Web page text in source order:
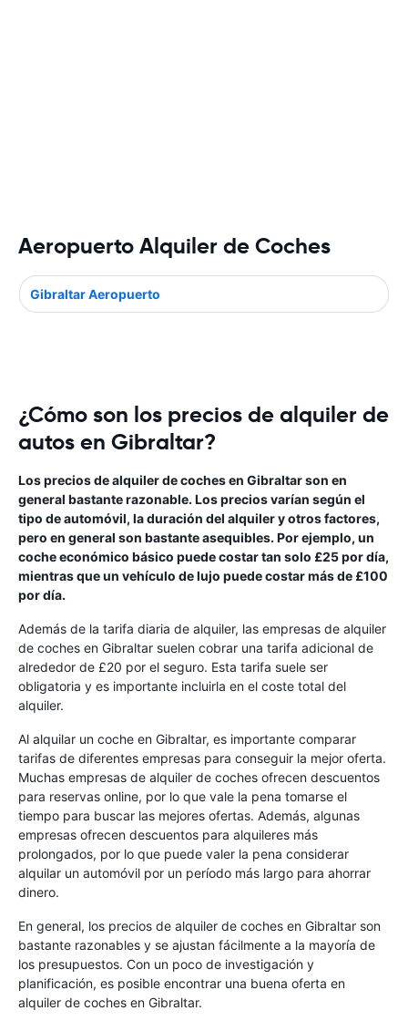
Aeropuerto Alquiler de Coches
Gibraltar Aeropuerto
¿Cómo son los precios de alquiler de
autos en Gibraltar?
Los precios de alquiler de coches en Gibraltar son en
general bastante razonable. Los precios varían según el
tipo de automóvil, la duración del alquiler y otros factores,
pero en general son bastante asequibles. Por ejemplo, un
coche económico básico puede costar tan solo £25 por día,
mientras que un vehículo de lujo puede costar más de £100
por día.
Además de la tarifa diaria de alquiler, las empresas de alquiler
de coches en Gibraltar suelen cobrar una tarifa adicional de
alrededor de £20 por el seguro. Esta tarifa suele ser
obligatoria y es importante incluirla en el coste total del
alquiler.
Al alquilar un coche en Gibraltar, es importante comparar
tarifas de diferentes empresas para conseguir la mejor oferta.
Muchas empresas de alquiler de coches ofrecen descuentos
para reservas online, por lo que vale la pena tomarse el
tiempo para buscar las mejores ofertas. Además, algunas
empresas ofrecen descuentos para alquileres más
prolongados, por lo que puede valer la pena considerar
alquilar un automóvil por un período más largo para ahorrar
dinero.
En general, los precios de alquiler de coches en Gibraltar son
bastante razonables y se ajustan fácilmente a la mayoría de
los presupuestos. Con un poco de investigación y
planificación, es posible encontrar una buena oferta en
alquiler de coches en Gibraltar.